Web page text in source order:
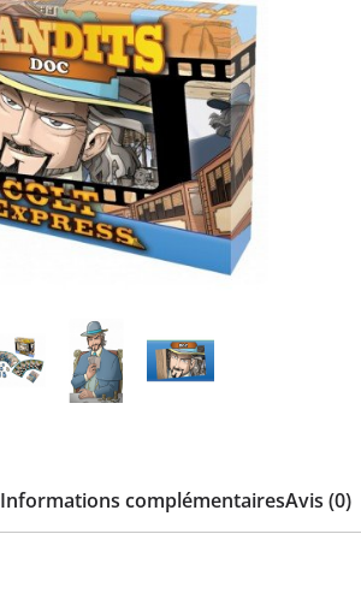
Informations complémentairesAvis (0)